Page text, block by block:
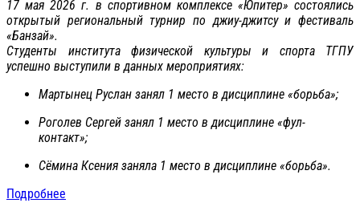
17 мая 2026 г. в спортивном комплексе «Юпитер» состоялись
открытый региональный турнир по джиу-джитсу и фестиваль
«Банзай».
Студенты института физической культуры и спорта ТГПУ
успешно выступили в данных мероприятиях:
Мартынец Руслан занял 1 место в дисциплине «борьба»;
Роголев Сергей занял 1 место в дисциплине «фул-
контакт»;
Сёмина Ксения заняла 1 место в дисциплине «борьба».
Подробнее